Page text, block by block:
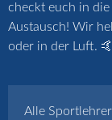
checkt euch in
Austausch! Wir
oder in der Luft. 🤙
Alle